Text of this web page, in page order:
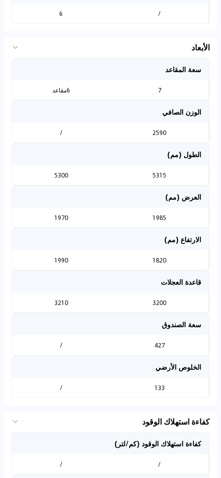
/
6
الأبعاد
سعة المقاعد
7 6مقاعد
الوزن الصافي
2590
/
الطول (مم)
5315
5300
العرض (مم)
1985
1970
الارتفاع (مم)
1820
1990
قاعدة العجلات
3200
3210
سعة الصندوق
427
/
الخلوص الأرضي
133
/
كفاءة استهلاك الوقود
كفاءة استهلاك الوقود (كم/لتر)
/
/